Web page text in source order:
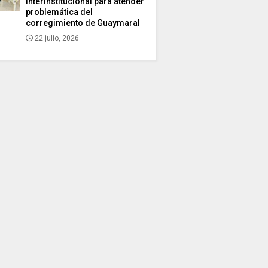
problemática del
corregimiento de Guaymaral
22 julio, 2026